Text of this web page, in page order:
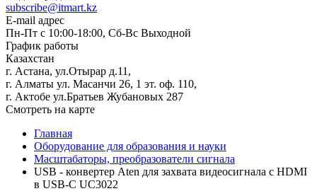
subscribe@itmart.kz
E-mail адрес
Пн-Пт с 10:00-18:00, Сб-Вс Выходной
График работы
Казахстан
г. Астана, ул.Отырар д.11,
г. Алматы ул. Масанчи 26, 1 эт. оф. 110,
г. Актобе ул.Братьев Жубановых 287
Смотреть на карте
Главная
Оборудование для образования и науки
Масштабаторы, преобразователи сигнала
USB - конвертер Aten для захвата видеосигнала с HDMI
в USB-C UC3022